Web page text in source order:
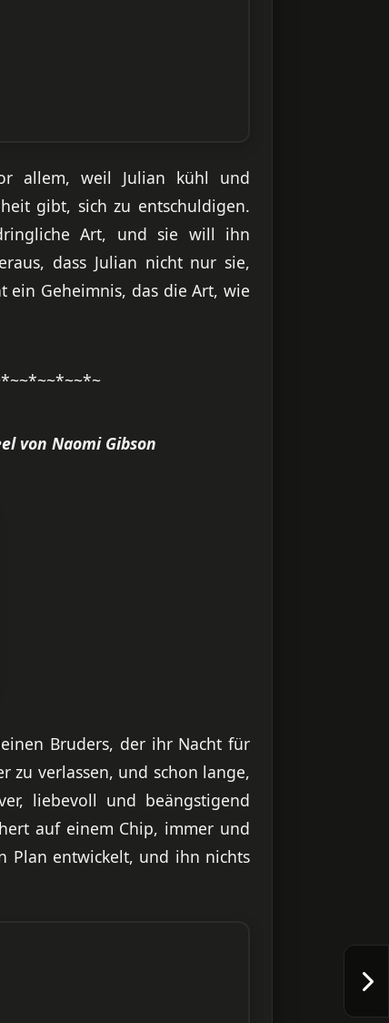
allem, weil Julian kühl und
gibt, sich zu entschuldigen.
Art, und sie will ihn
dass Julian nicht nur sie,
ein Geheimnis, das die Art, wie
von Naomi Gibson
Bruders, der ihr Nacht für
zu verlassen, und schon lange,
liebevoll und beängstigend
auf einem Chip, immer und
Plan entwickelt, und ihn nichts